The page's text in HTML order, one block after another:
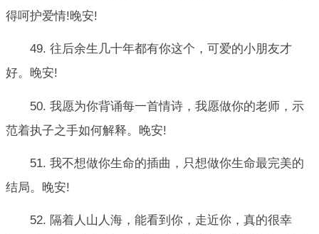
得呵护爱情!晚安!
49. 往后余生几十年都有你这个，可爱的小朋友才
好。晚安!
50. 我愿为你背诵每一首情诗，我愿做你的老师，示
范着执子之手如何解释。晚安!
51. 我不想做你生命的插曲，只想做你生命最完美的
结局。晚安!
52. 隔着人山人海，能看到你，走近你，真的很幸